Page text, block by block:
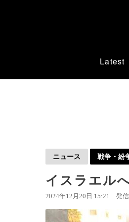
Latest
ニュース 戦争・紛
イスラエル
2024年12月20日 15:21 発